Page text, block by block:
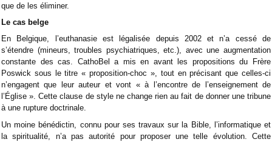
que de les éliminer.
Le cas belge
En Belgique, l’euthanasie est légalisée depuis 2002 et n’a cessé de
s’étendre (mineurs, troubles psychiatriques, etc.), avec une augmentation
constante des cas. CathoBel a mis en avant les propositions du Frère
Poswick sous le titre « proposition-choc », tout en précisant que celles-ci
n’engagent que leur auteur et vont « à l’encontre de l’enseignement de
l’Église ». Cette clause de style ne change rien au fait de donner une tribune
à une rupture doctrinale.
Un moine bénédictin, connu pour ses travaux sur la Bible, l’informatique et
la spiritualité, n’a pas autorité pour proposer une telle évolution. Cette